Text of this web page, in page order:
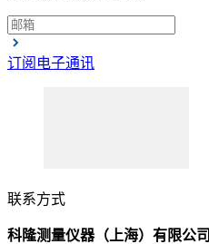
订阅电子通讯
联系方式
科隆测量仪器（上海）有限公司